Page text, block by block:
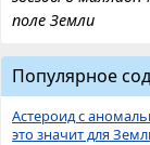
поле Земли
Популярное
Астероид с
это значит для